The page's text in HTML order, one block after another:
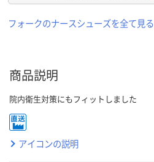
フォークのナースシューズを全て見る
商品説明
院内衛生対策にもフィットしました
アイコンの説明